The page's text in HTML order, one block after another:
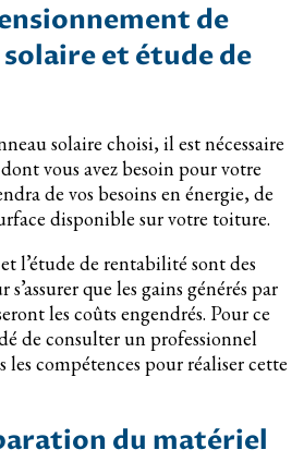
de
et étude de
solaire choisi, il est nécessaire
dont vous avez besoin pour votre
de vos besoins en énergie, de
disponible sur votre toiture.
l’étude de rentabilité sont des
s’assurer que les gains générés par
les coûts engendrés. Pour ce
de consulter un professionnel
compétences pour réaliser cette
du matériel